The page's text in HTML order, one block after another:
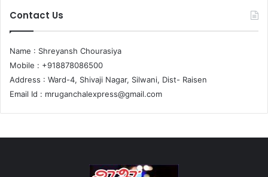
Contact Us
Name : Shreyansh Chourasiya
Mobile : +918878086500
Address : Ward-4, Shivaji Nagar, Silwani, Dist- Raisen
Email Id : mruganchalexpress@gmail.com